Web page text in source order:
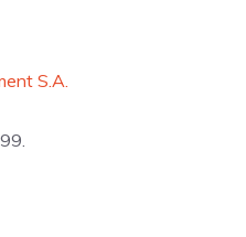
S.A.